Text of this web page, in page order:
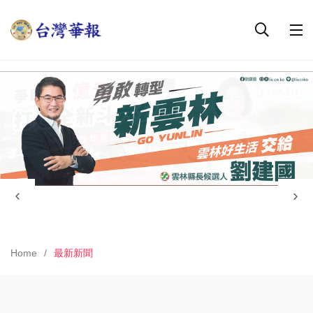
Home 最新新聞